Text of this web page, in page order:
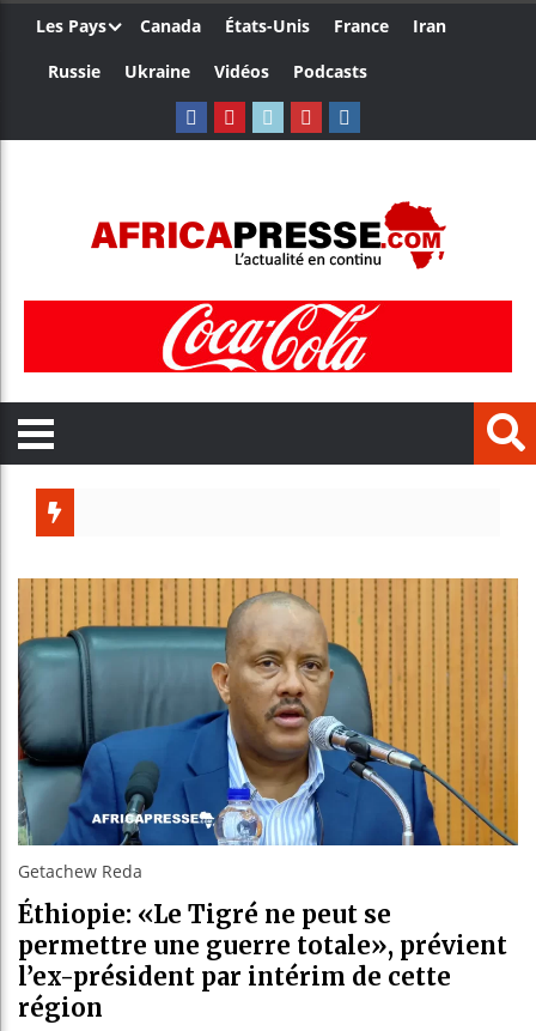
Les Pays Canada États-Unis France
Iran
Russie
Ukraine Vidéos Podcasts
Getachew Reda
Éthiopie: «Le Tigré ne peut se
permettre une guerre totale», prévient
l’ex-président par intérim de cette
région